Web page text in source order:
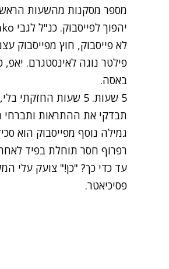
מספר מסקנות מהשעות
לא פייסבוק, חוץ מפייסבוק
פילטר נוגה לאינסטגרם.
באסה.
5 שעות. 5 שעות
תבדקי את ההתראות
גמילה נוסף מפייסבוק הוא
רפרוף חסר תוחלת בפיד
עד כדי כך? "כן!" צועק עלי
פסיכיאטר.